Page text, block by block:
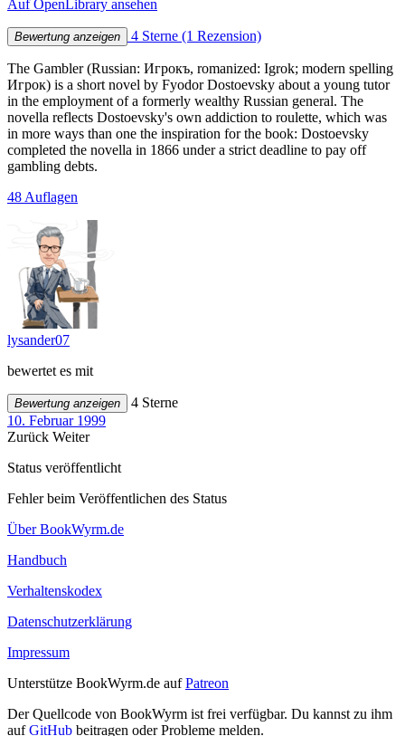
Auf OpenLibrary ansehen
Bewertung anzeigen 4 Sterne (1 Rezension)
The Gambler (Russian: Игрокъ, romanized: Igrok; modern spelling
Игрок) is a short novel by Fyodor Dostoevsky about a young tutor
in the employment of a formerly wealthy Russian general. The
novella reflects Dostoevsky's own addiction to roulette, which was
in more ways than one the inspiration for the book: Dostoevsky
completed the novella in 1866 under a strict deadline to pay off
gambling debts.
48 Auflagen
lysander07
bewertet es mit
Bewertung anzeigen
4 Sterne
10. Februar 1999
Zurück Weiter
Status veröffentlicht
Fehler beim Veröffentlichen des Status
Über BookWyrm.de
Handbuch
Verhaltenskodex
Datenschutzerklärung
Impressum
Unterstütze BookWyrm.de aufPatreon
Der Quellcode von BookWyrm ist frei verfügbar. Du kannst zu ihm
aufGitHub beitragen oder Probleme melden.